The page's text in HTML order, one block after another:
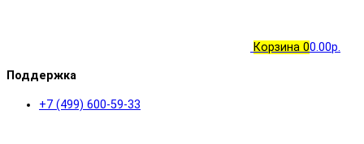
Корзина 00.00р.
Поддержка
+7 (499) 600-59-33